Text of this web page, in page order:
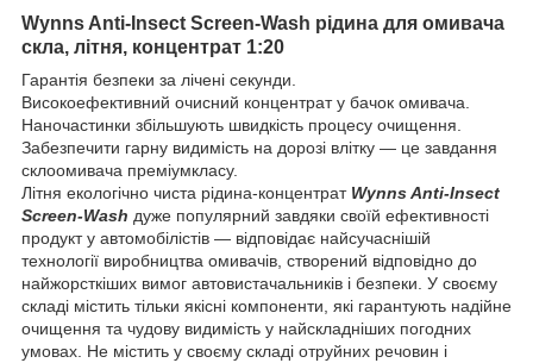
Wynns Anti-Insect Screen-Wash рідина для омивача
скла, літня, концентрат 1:20
Гарантія безпеки за лічені секунди.
Високоефективний очисний концентрат у бачок омивача.
Наночастинки збільшують швидкість процесу очищення.
Забезпечити гарну видимість на дорозі влітку — це завдання
склоомивача преміумкласу.
Літня екологічно чиста рідина-концентрат Wynns Anti-Insect
Screen-Wash дуже популярний завдяки своїй ефективності
продукт у автомобілістів — відповідає найсучаснішій
технології виробництва омивачів, створений відповідно до
найжорсткіших вимог автовистачальників і безпеки. У своєму
складі містить тільки якісні компоненти, які гарантують надійне
очищення та чудову видимість у найскладніших погодних
умовах. Не містить у своєму складі отруйних речовин і